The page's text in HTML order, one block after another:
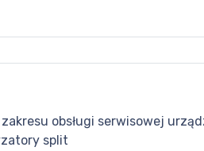
obsługi serwisowej
split